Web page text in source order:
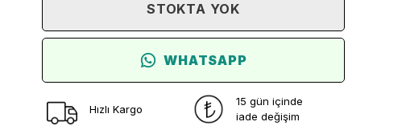
STOKTA YOK
WHATSAPP
Hızlı Kargo
15 gün içinde
iade değişim